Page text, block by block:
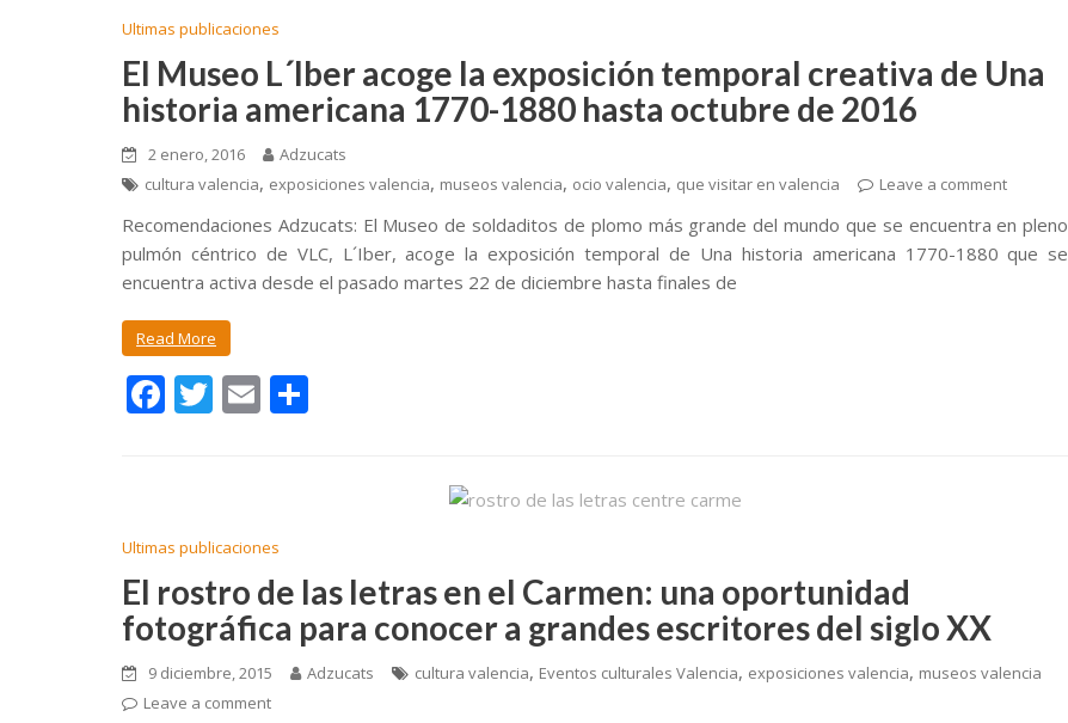
o
o
k
ti
r
Ultimas publicaciones
El Museo L´Iber acoge la exposición temporal creativa de Una
historia americana 1770-1880 hasta octubre de 2016
2 enero, 2016
Adzucats
cultura valencia, exposiciones valencia, museos valencia, ocio valencia, que visitar en valencia Leave a comment
Recomendaciones Adzucats: El Museo de soldaditos de plomo más grande del mundo que se encuentra en pleno
pulmón céntrico de VLC, L´Iber, acoge la exposición temporal de Una historia americana 1770-1880 que se
encuentra activa desde el pasado martes 22 de diciembre hasta finales de
Read More
F
ac
o
o
k
T
w
E
m
ti
r
Ultimas publicaciones
El rostro de las letras en el Carmen: una oportunidad
fotográfica para conocer a grandes escritores del siglo XX
9 diciembre, 2015 Adzucats cultura valencia, Eventos culturales Valencia, exposiciones valencia, museos valencia
Leave a comment